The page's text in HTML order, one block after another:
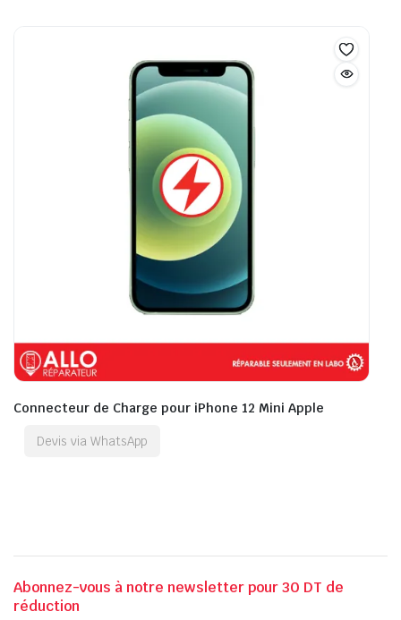
Connecteur de Charge pour iPhone 12 Mini Apple
Devis via WhatsApp
Abonnez-vous à notre newsletter pour 30 DT de
réduction